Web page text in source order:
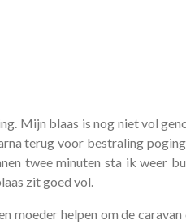
Mijn blaas is nog niet vol
terug voor bestraling
twee minuten sta ik weer
zit goed vol.
moeder helpen om de